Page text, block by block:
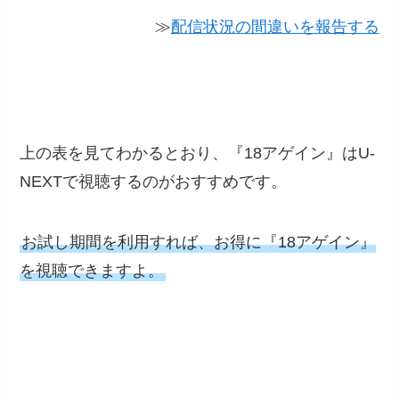
≫配信状況の間違いを報告する
上の表を見てわかるとおり、『18アゲイン』はU-
NEXTで視聴するのがおすすめです。
お試し期間を利用すれば、お得に『18アゲイン』
を視聴できますよ。